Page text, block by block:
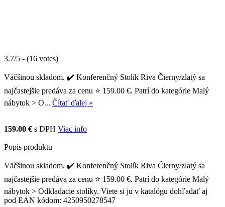
3.7/5 - (16 votes)
Väčšinou skladom. ✔️ Konferenčný Stolík Riva Čierny/zlatý sa
najčastejšie predáva za cenu ⭐ 159.00 €. Patrí do kategórie Malý
nábytok > O... Čítať ďalej »
159.00 € s DPH Viac info
Popis produktu
Väčšinou skladom. ✔️ Konferenčný Stolík Riva Čierny/zlatý sa
najčastejšie predáva za cenu ⭐ 159.00 €. Patrí do kategórie Malý
nábytok > Odkladacie stolíky. Viete si ju v katalógu dohľadať aj
pod EAN kódom: 4250950278547